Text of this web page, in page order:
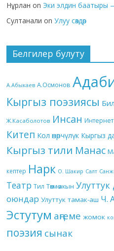
Нұрлан on Эки элдин баатыры
Султанали onУлуу сөздөр
Белгилер булуту
А.Абыкаев А.Осмонов
Кыргыз поэзиясы
Ж.Касаболотов Инсан Интернет
Китеп Кол өнөрчүлүк Кыргыз
Кыргыз тили Манас
кептер Нарк О. Шакир Салт
Театр Тил Төкмө акын Улуттук
оюндар Улуттук тамак-аш Ч.
Эстутум аңгеме жомок
поэзия сынак